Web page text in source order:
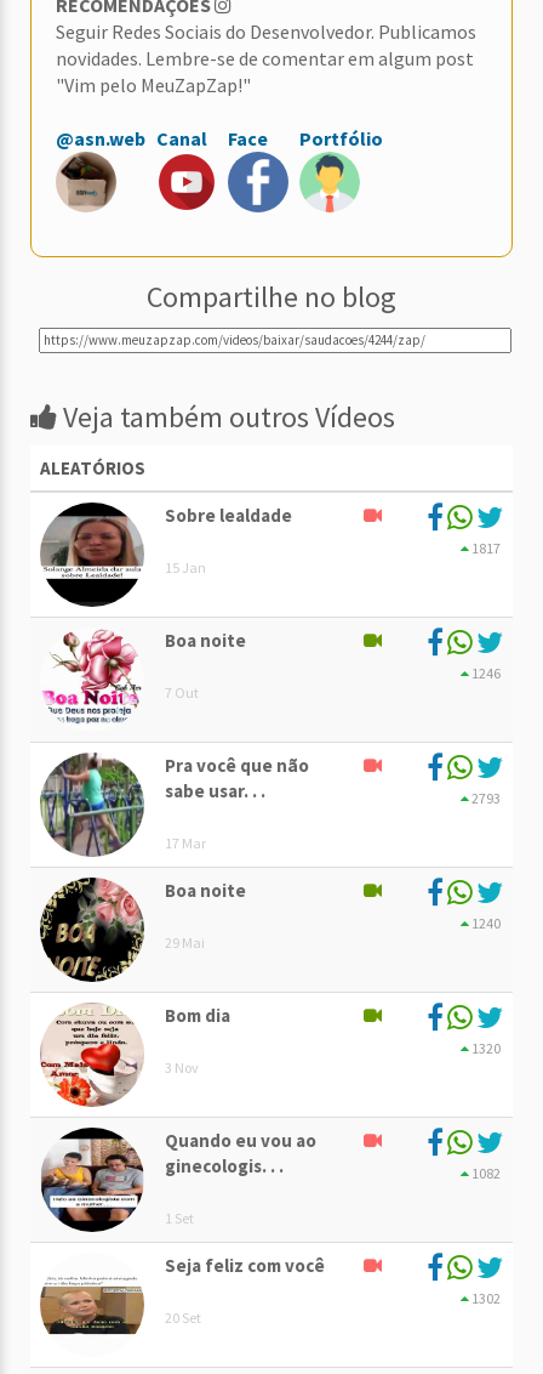
Seguir Redes Sociais do Desenvolvedor. Publicamos
novidades. Lembre-se de comentar em algum post
"Vim pelo MeuZapZap!"
@asn.web Canal Face Portfólio
Compartilhe no blog
Veja também outros Vídeos
ALEATÓRIOS
Sobre lealdade
15 Jan
1817
Boa noite
7 Out
1246
Pra você que não
sabe usar. . .
17 Mar
2793
Boa noite
29 Mai
1240
Bom dia
3 Nov
1320
Quando eu vou ao
ginecologis. . .
1 Set
1082
Seja feliz com você
20 Set
1302